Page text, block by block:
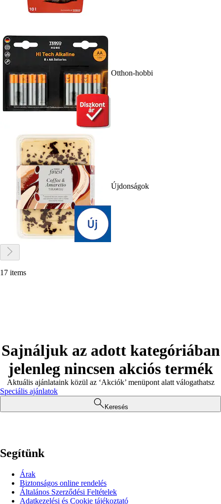
Otthon-hobbi
Újdonságok
17 items
Sajnáljuk az adott kategóriában
jelenleg nincsen akciós termék
Aktuális ajánlataink közül az ‘Akciók’ menüpont alatt válogathatsz
Speciális ajánlatok
Keresés
Segítünk
Árak
Biztonságos online rendelés
Általános Szerződési Feltételek
Adatkezelési és Cookie tájékoztató